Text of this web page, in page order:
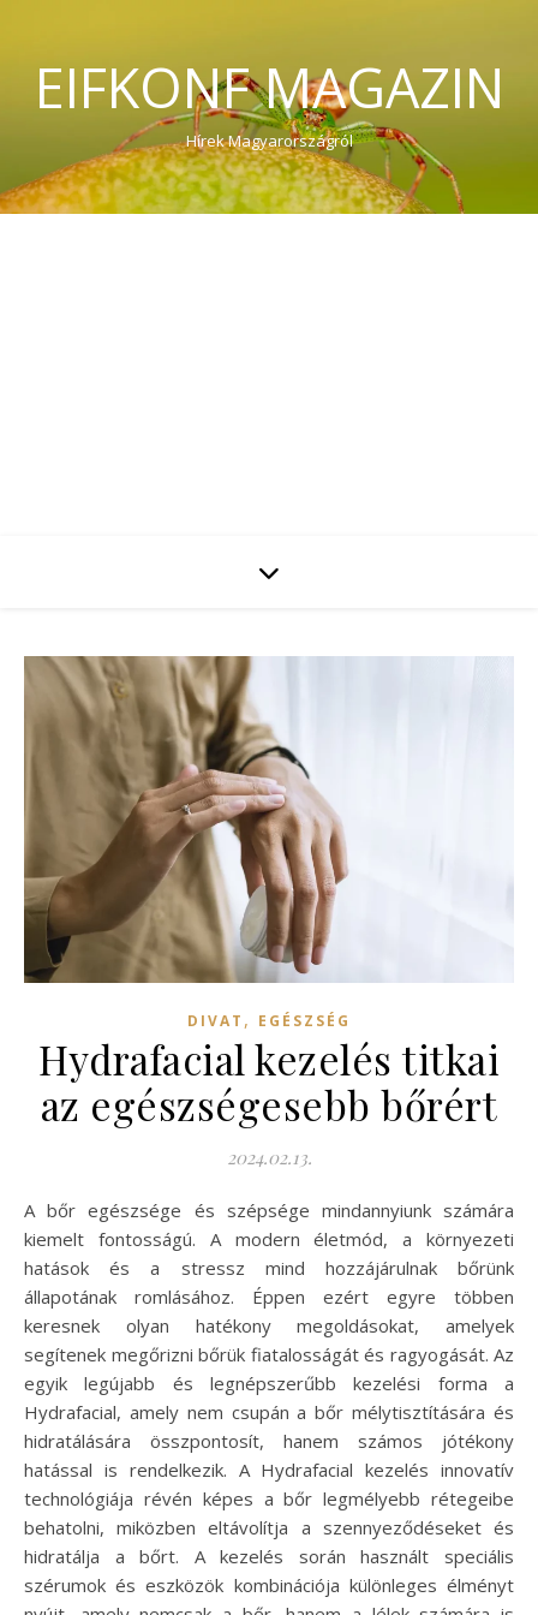
EIFKONF MAGAZIN
Hírek Magyarországról
DIVAT , EGÉSZSÉG
Hydrafacial kezelés titkai
az egészségesebb bőrért
2024.02.13.
A bőr egészsége és szépsége mindannyiunk számára
kiemelt fontosságú. A modern életmód, a környezeti
hatások és a stressz mind hozzájárulnak bőrünk
állapotának romlásához. Éppen ezért egyre többen
keresnek olyan hatékony megoldásokat, amelyek
segítenek megőrizni bőrük fiatalosságát és ragyogását. Az
egyik legújabb és legnépszerűbb kezelési forma a
Hydrafacial, amely nem csupán a bőr mélytisztítására és
hidratálására összpontosít, hanem számos jótékony
hatással is rendelkezik. A Hydrafacial kezelés innovatív
technológiája révén képes a bőr legmélyebb rétegeibe
behatolni, miközben eltávolítja a szennyeződéseket és
hidratálja a bőrt. A kezelés során használt speciális
szérumok és eszközök kombinációja különleges élményt